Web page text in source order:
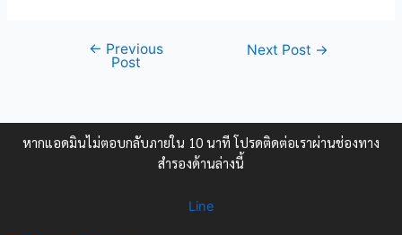
← Previous
Post
Next Post →
หากแอดมินไม่ตอบกลับภายใน 10 นาที โปรดติดต่อเราผ่านช่องทาง
สำรองด้านล่างนี้
Line